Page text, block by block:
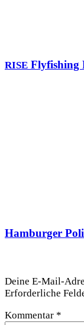
RISE Flyfishing
Hamburger
Deine E-Mail-
Erforderliche
Kommentar *